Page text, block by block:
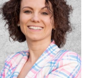
Agnieszka Jaksa